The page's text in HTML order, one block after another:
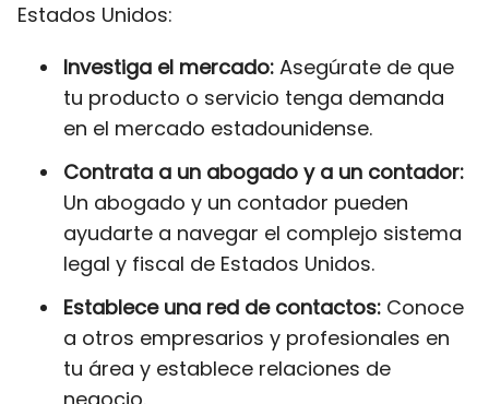
Estados Unidos:
Investiga el mercado: Asegúrate de que
tu producto o servicio tenga demanda
en el mercado estadounidense.
Contrata a un abogado y a un contador:
Un abogado y un contador pueden
ayudarte a navegar el complejo sistema
legal y fiscal de Estados Unidos.
Establece una red de contactos: Conoce
a otros empresarios y profesionales en
tu área y establece relaciones de